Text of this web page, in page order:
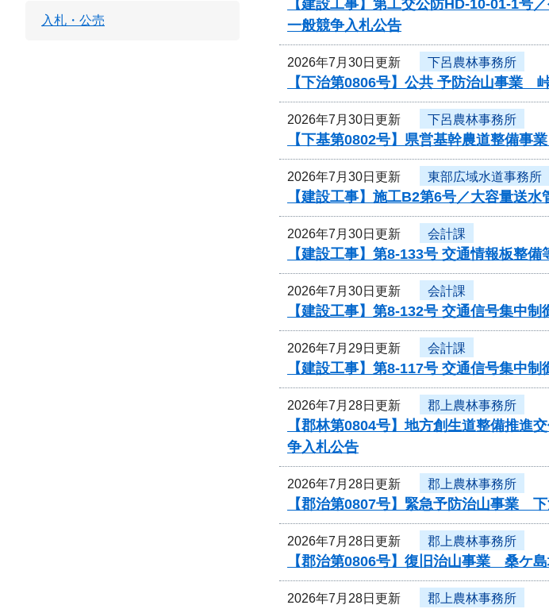
【建設工事】第工交公防HD-10-01-1
一般競争入札公告
2026年7月30日更新 下呂農林事務所
【下治第0806号】公共 予防治山事業
2026年7月30日更新 下呂農林事務所
【下基第0802号】県営基幹農道整備
2026年7月30日更新 東部広域水道事務所
【建設工事】施工B2第6号／大容量送
2026年7月30日更新 会計課
【建設工事】第8-133号 交通情報板整
2026年7月30日更新 会計課
【建設工事】第8-132号 交通信号集中
2026年7月29日更新 会計課
【建設工事】第8-117号 交通信号集中
2026年7月28日更新 郡上農林事務所
【郡林第0804号】地方創生道整備推
争入札公告
2026年7月28日更新 郡上農林事務所
【郡治第0807号】緊急予防治山事業
2026年7月28日更新 郡上農林事務所
【郡治第0806号】復旧治山事業 桑ケ
2026年7月28日更新 郡上農林事務所
入札・公売